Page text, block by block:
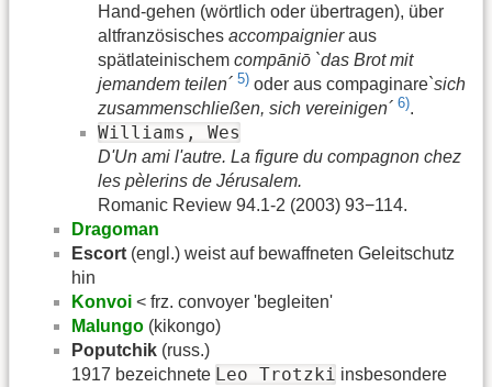
Hand-gehen (wörtlich oder übertragen), über
altfranzösisches accompaignieraus
spätlateinischem compāniō `das Brot mit
jemandem teilen´ 5) oder aus compaginare`sich
zusammenschließen, sich vereinigen´ 6).
Williams, Wes
D'Un ami l'autre. La figure du compagnon chez
les pèlerins de Jérusalem.
Romanic Review 94.1-2 (2003) 93−114.
Dragoman
Escort (engl.) weist auf bewaffneten Geleitschutz
hin
Konvoi < frz. convoyer 'begleiten'
Malungo (kikongo)
Poputchik (russ.)
1917 bezeichnete Leo Trotzki insbesondere